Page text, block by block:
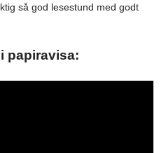
så god lesestund med godt
papiravisa: